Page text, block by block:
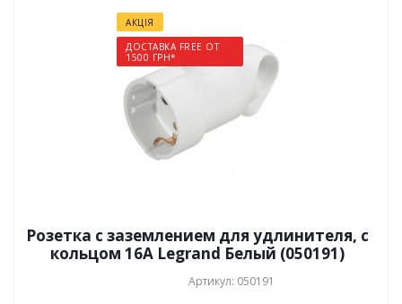
АКЦІЯ
ДОСТАВКА FREE ОТ
1500 ГРН*
Розетка с заземлением для удлинителя, с
кольцом 16А Legrand Белый (050191)
Артикул: 050191